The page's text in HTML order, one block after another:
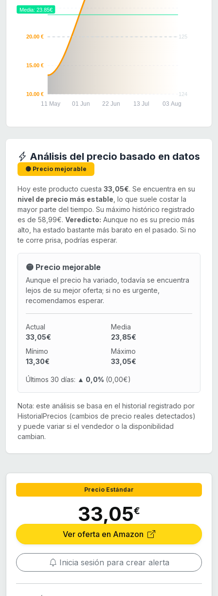
125
124
25.00 €
20.00 €
15.00 €
10.00 €
11 May 01 Jun 22 Jun 13 Jul 03 Aug
Media: 23.85€
Análisis del precio basado en datos
🟡 Precio mejorable
Hoy este producto cuesta 33,05€. Se encuentra en su
nivel de precio más estable , lo que suele costar la
mayor parte del tiempo. Su máximo histórico registrado
es de 58,99€. Veredicto: Aunque no es su precio más
alto, ha estado bastante más barato en el pasado. Si no
te corre prisa, podrías esperar.
🟡 Precio mejorable
Aunque el precio ha variado, todavía se encuentra
lejos de su mejor oferta; si no es urgente,
recomendamos esperar.
Actual
33,05€
Media
23,85€
Mínimo
13,30€
Máximo
33,05€
Últimos 30 días: ▲ 0,0% (0,00€)
Nota: este análisis se basa en el historial registrado por
HistorialPrecios (cambios de precio reales detectados)
y puede variar si el vendedor o la disponibilidad
cambian.
Precio Estándar
33,05€
Ver oferta en Amazon
Inicia sesión para crear alerta